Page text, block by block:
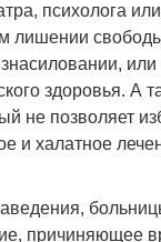
психолога
лишении
или
здоровья. А
не позволяет
и халатное
причиняющее